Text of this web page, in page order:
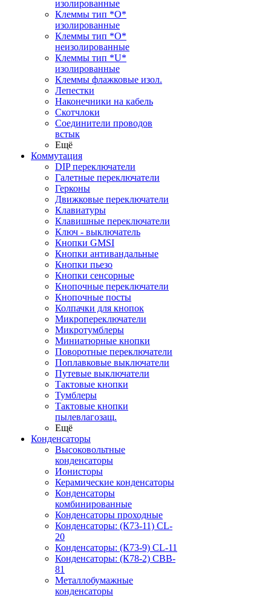
изолированные
Клеммы тип *O*
изолированные
Клеммы тип *O*
неизолированные
Клеммы тип *U*
изолированные
Клеммы флажковые изол.
Лепестки
Наконечники на кабель
Скотчлоки
Соединители проводов
встык
Ещё
Коммутация
DIP переключатели
Галетные переключатели
Герконы
Движковые переключатели
Клавиатуры
Клавишные переключатели
Ключ - выключатель
Кнопки GMSI
Кнопки антивандальные
Кнопки пьезо
Кнопки сенсорные
Кнопочные переключатели
Кнопочные посты
Колпачки для кнопок
Микропереключатели
Микротумблеры
Миниатюрные кнопки
Поворотные переключатели
Поплавковые выключатели
Путевые выключатели
Тактовые кнопки
Тумблеры
Тактовые кнопки
пылевлагозащ.
Ещё
Конденсаторы
Высоковольтные
конденсаторы
Ионисторы
Керамические конденсаторы
Конденсаторы
комбинированные
Конденсаторы проходные
Конденсаторы: (К73-11) CL-
20
Конденсаторы: (К73-9) CL-11
Конденсаторы: (К78-2) CBB-
81
Металлобумажные
конденсаторы